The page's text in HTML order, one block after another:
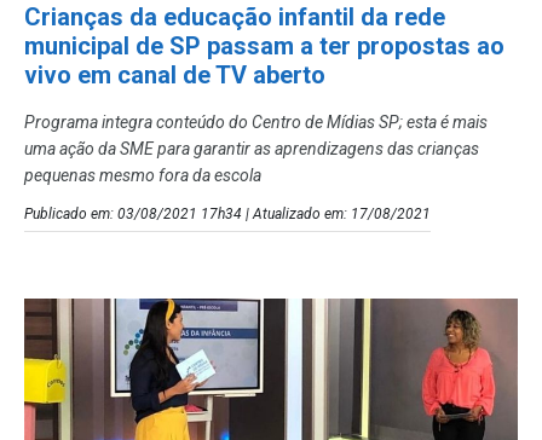
Crianças da educação infantil da rede
municipal de SP passam a ter propostas ao
vivo em canal de TV aberto
Programa integra conteúdo do Centro de Mídias SP; esta é mais
uma ação da SME para garantir as aprendizagens das crianças
pequenas mesmo fora da escola
Publicado em: 03/08/2021 17h34 | Atualizado em: 17/08/2021